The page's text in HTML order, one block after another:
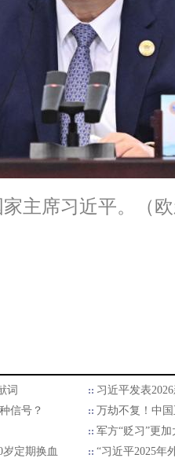
主席习近平。（
词
习近平发表
信号？
万劫不复！中
军方“贬习”更加
定期换血
“习近平2025年